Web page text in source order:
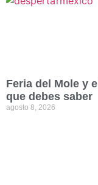
Feria del Mole y
que debes saber
agosto 8, 2026